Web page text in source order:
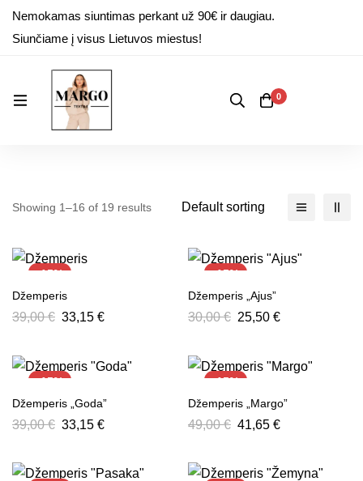
Nemokamas siuntimas perkant už 90€ ir daugiau.
Siunčiame į visus Lietuvos miestus!
0
Showing 1–16 of 19 results Default sorting
-15%
Džemperis
39,00€ 33,15 €
-15%
Džemperis „Ajus”
30,00€ 25,50 €
-15%
Džemperis „Goda”
39,00€ 33,15 €
-15%
Džemperis „Margo”
49,00€ 41,65 €